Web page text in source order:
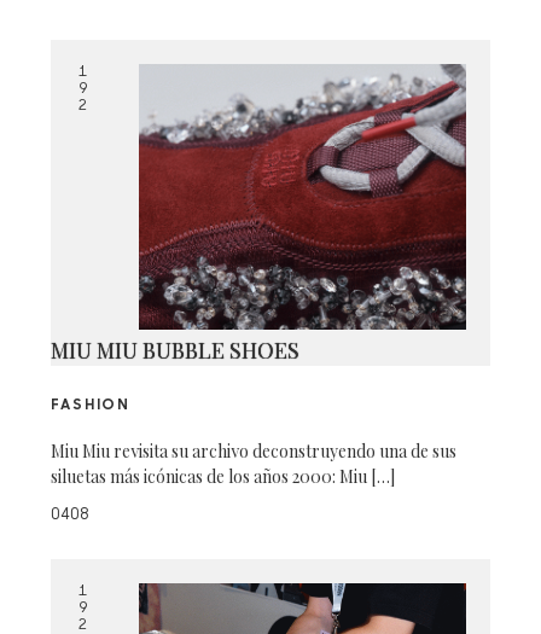
1
9
2
MIU MIU BUBBLE SHOES
FASHION
Miu Miu revisita su archivo deconstruyendo una de sus
siluetas más icónicas de los años 2000: Miu […]
0408
1
9
2